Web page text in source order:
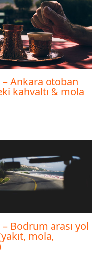
Ankara otoban
kahvaltı & mola
Bodrum arası yol
mola,